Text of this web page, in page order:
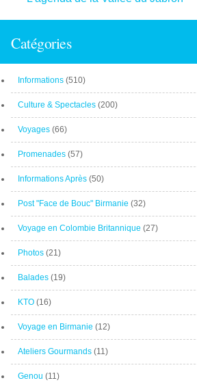
Catégories
Informations (510)
Culture & Spectacles (200)
Voyages (66)
Promenades (57)
Informations Après (50)
Post "Face de Bouc" Birmanie (32)
Voyage en Colombie Britannique (27)
Photos (21)
Balades (19)
KTO (16)
Voyage en Birmanie (12)
Ateliers Gourmands (11)
Genou (11)